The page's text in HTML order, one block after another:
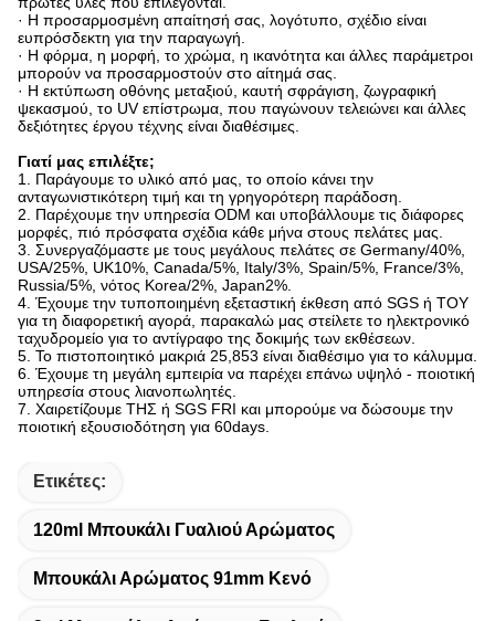
· Η προσαρμοσμένη απαίτησή σας, λογότυπο, σχέδιο είναι
ευπρόσδεκτη για την παραγωγή.
· Η φόρμα, η μορφή, το χρώμα, η ικανότητα και άλλες παράμετροι
μπορούν να προσαρμοστούν στο αίτημά σας.
· Η εκτύπωση οθόνης μεταξιού, καυτή σφράγιση, ζωγραφική
ψεκασμού, το UV επίστρωμα, που παγώνουν τελειώνει και άλλες
δεξιότητες έργου τέχνης είναι διαθέσιμες.
Γιατί μας επιλέξτε;
1. Παράγουμε το υλικό από μας, το οποίο κάνει την
ανταγωνιστικότερη τιμή και τη γρηγορότερη παράδοση.
2. Παρέχουμε την υπηρεσία ODM και υποβάλλουμε τις διάφορες
μορφές, πιό πρόσφατα σχέδια κάθε μήνα στους πελάτες μας.
3. Συνεργαζόμαστε με τους μεγάλους πελάτες σε Germany/40%,
USA/25%, UK10%, Canada/5%, Italy/3%, Spain/5%, France/3%,
Russia/5%, νότος Korea/2%, Japan2%.
4. Έχουμε την τυποποιημένη εξεταστική έκθεση από SGS ή ΤΟΥ
για τη διαφορετική αγορά, παρακαλώ μας στείλετε το ηλεκτρονικό
ταχυδρομείο για το αντίγραφο της δοκιμής των εκθέσεων.
5. Το πιστοποιητικό μακριά 25,853 είναι διαθέσιμο για το κάλυμμα.
6. Έχουμε τη μεγάλη εμπειρία να παρέχει επάνω υψηλό - ποιοτική
υπηρεσία στους λιανοπωλητές.
7. Χαιρετίζουμε ΤΗΣ ή SGS FRI και μπορούμε να δώσουμε την
ποιοτική εξουσιοδότηση για 60days.
Ετικέτες:
120ml Μπουκάλι Γυαλιού Αρώματος
Μπουκάλι Αρώματος 91mm Κενό